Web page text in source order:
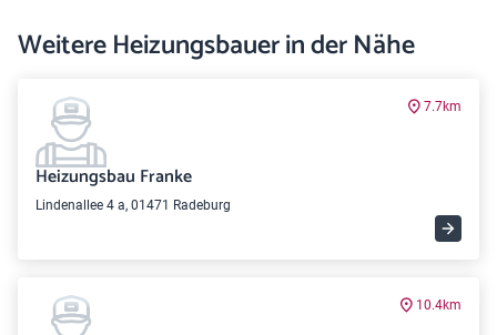
Weitere Heizungsbauer in der Nähe
7.7km
Heizungsbau Franke
Lindenallee 4 a, 01471 Radeburg
10.4km